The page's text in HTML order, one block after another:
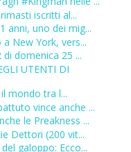
iscritti al...
anni, uno dei mig...
New York, vers...
domenica 25 ...
UTENTI DI
mondo tra l...
vince anche ...
le Preakness ...
Dettori (200 vit...
galoppo: Ecco...